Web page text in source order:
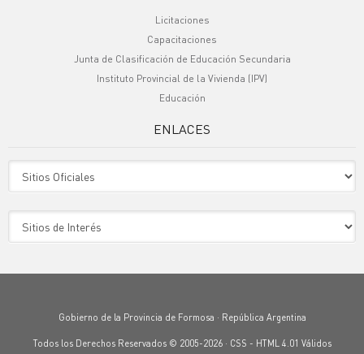
Licitaciones
Capacitaciones
Junta de Clasificación de Educación Secundaria
Instituto Provincial de la Vivienda (IPV)
Educación
ENLACES
Gobierno de la Provincia de Formosa · República Argentina
Todos los Derechos Reservados © 2005-2026 · CSS - HTML 4.01 Válidos